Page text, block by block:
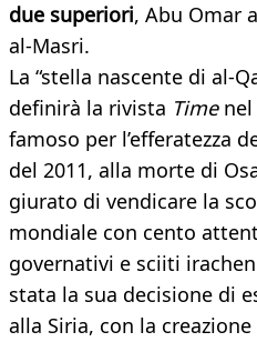
due superiori, Abu Omar
al-Masri.
La “stella nascente di al-
definirà la rivista Time
famoso per l’efferatezza
del 2011, alla morte di
giurato di vendicare la
mondiale con cento
governativi e sciiti
stata la sua decisione di
alla Siria, con la